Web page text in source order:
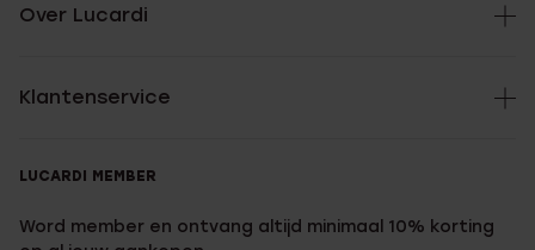
Over Lucardi
Klantenservice
LUCARDI MEMBER
Word member en ontvang altijd minimaal 10% korting